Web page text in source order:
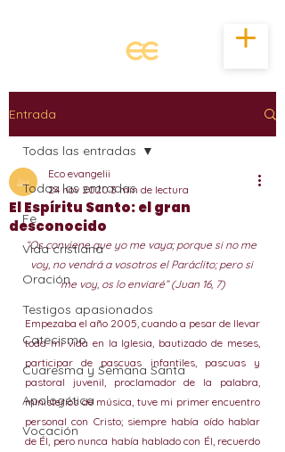
Entrada
Todas las entradas
Fe
Vida cristiana
Oración
Testigos apasionados
Catecismo
Cuaresma y Semana Santa
Apologética
Vocación
Todas las entradas
El Espíritu Santo: el gran
desconocido
Eco evangelii
24 nov 20203 min de lectura
“Os conviene que yo me vaya; porque si no me
voy, no vendrá a vosotros el Paráclito; pero si
me voy, os lo enviaré” (Juan 16, 7)
Empezaba el año 2005, cuando a pesar de llevar
toda mi vida en la Iglesia, bautizado de meses,
participar de pascuas infantiles, pascuas y
pastoral juvenil, proclamador de la palabra,
ministerios de música, tuve mi primer encuentro
personal con Cristo; siempre había oído hablar
de Él, pero nunca había hablado con Él, recuerdo